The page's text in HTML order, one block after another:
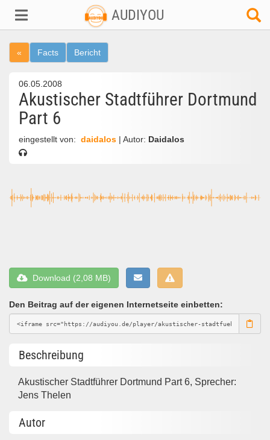
AUDIYOU
« Facts Bericht
06.05.2008
Akustischer Stadtführer Dortmund
Part 6
eingestellt von: daidalos | Autor: Daidalos
Download (2,08 MB)
Den Beitrag auf der eigenen Internetseite einbetten:
Beschreibung
Akustischer Stadtführer Dortmund Part 6, Sprecher:
Jens Thelen
Autor